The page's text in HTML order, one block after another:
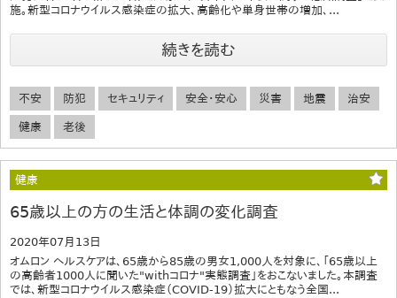
施。新型コロナウイルス感染症の拡大、高齢化や単身世帯の増加、...
続きを読む
不安 防犯 セキュリティ 安全・安心 災害 地震 治安
健康 老後
健康
65歳以上の方の生活と体調の変化調査
2020年07月13日
オムロン ヘルスケアは、65歳から85歳の男女1,000人を対象に、「65歳以上
の高齢者1000人に聞いた"withコロナ"実態調査」をおこないました。本調査
では、新型コロナウイルス感染症（COVID-19）拡大にともなう全国...